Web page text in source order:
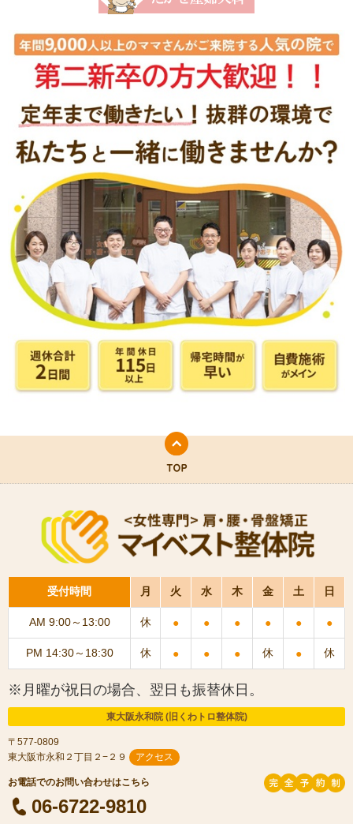
受付時間 月 火 水 木 金 土 日
AM 9:00～13:00 休 ● ● ● ● ● ●
PM 14:30～18:30 休 ● ● ● 休 ● 休
※月曜が祝日の場合、翌日も振替休日。
東大阪永和院 (旧くわトロ整体院)
〒577-0809
東大阪市永和２丁目２−２９
アクセス
06-6722-9810